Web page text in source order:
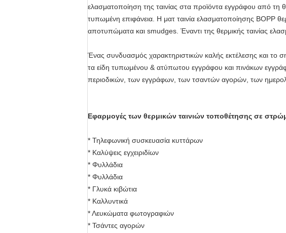
ελασματοποίηση της ταινίας στα προϊόντα εγγράφου από τη
τυπωμένη επιφάνεια. Η ματ ταινία ελασματοποίησης BOPP
αποτυπώματα και smudges. Έναντι της θερμικής ταινίας
Ένας συνδυασμός χαρακτηριστικών καλής εκτέλεσης και το
τα είδη τυπωμένου & ατύπωτου εγγράφου και πινάκων
περιοδικών, των εγγράφων, των τσαντών αγορών, των
Εφαρμογές των θερμικών ταινιών τοποθέτησης σε
* Τηλεφωνική συσκευασία κυττάρων
* Καλύψεις εγχειριδίων
* Φυλλάδια
* Φυλλάδια
* Γλυκά κιβώτια
* Καλλυντικά
* Λευκώματα φωτογραφιών
* Τσάντες αγορών